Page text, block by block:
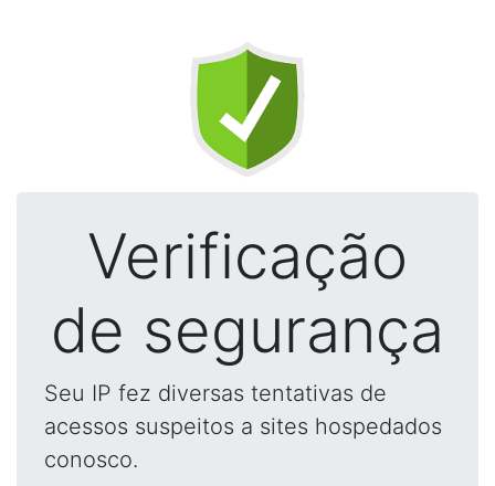
Verificação
de segurança
Seu IP fez diversas tentativas de
acessos suspeitos a sites hospedados
conosco.